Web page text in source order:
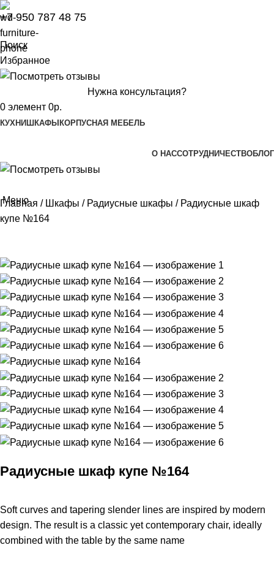
+7 950 787 48 75
Поиск
Избранное
Нужна консультация?
0 элемент 0р.
КУХНИ ШКАФЫ КОРПУСНАЯ МЕБЕЛЬ
О НАССОТРУДНИЧЕСТВОБЛОГ
Меню
Главная Шкафы Радиусные шкафы
Радиусные шкаф
купе №164
Радиусные шкаф купе №164
Soft curves and tapering slender lines are inspired by modern
design. The result is a classic yet contemporary chair, ideally
combined with the table by the same name